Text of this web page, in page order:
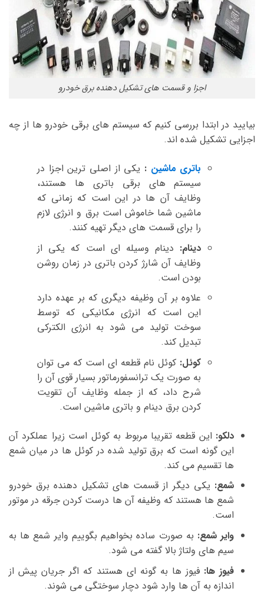
اجزا و قسمت های تشکیل دهنده برق خودرو
بیایید در ابتدا بررسی کنیم که سیستم های برقی خودرو ها از چه
اجزایی تشکیل شده اند.
باتری ماشین : یکی از اصلی ترین اجزا در
سیستم های برقی باتری ها هستند،
وظایف آن ها در این است که زمانی که
ماشین شما خاموش است برق و انرژی لازم
را برای قسمت های دیگر تهیه کنند.
دینام: دینام وسیله ای است که یکی از
وظایف آن شارژ کردن باتری در زمان روشن
بودن است.
علاوه بر آن وظیفه دیگری که بر عهده دارد
این است که انرژی مکانیکی که توسط
سوخت تولید می شود به انرژی الکترکی
تبدیل کند.
کوئل: کوئل نام قطعه ای است که می توان
به صورت یک ترانسفورماتور بسیار قوی آن را
شرح داد، که از جمله وظایف آن تقویت
کردن برق دینام و باتری ماشین است.
دلکو: این قطعه تقریبا مربوط به کوئل است زیرا عملکرد آن
این گونه است که برق تولید شده در کوئل ها در میان شمع
ها تقسیم می کند.
شمع: یکی دیگر از قسمت های تشکیل دهنده برق خودرو
شمع ها هستند که وظیفه آن ها درست کردن جرقه در موتور
است.
وایر شمع: به صورت ساده بخواهیم بگوییم وایر شمع ها به
سیم های ولتاژ بالا گفته می شود.
فیوز ها: فیوز ها به گونه ای هستند که اگر جریان پیش از
اندازه به آن ها وارد شود دچار سوختگی می شوند.